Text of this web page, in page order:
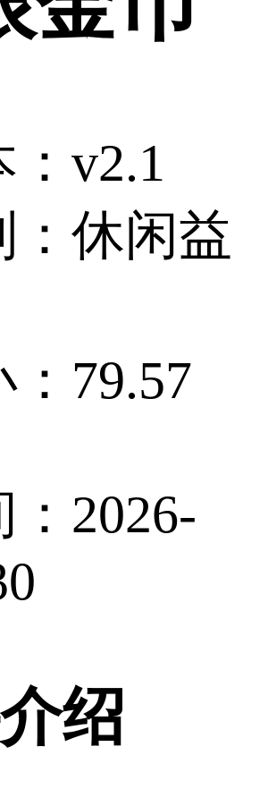
：v2.1
：休闲益
：79.57
：2026-
绍